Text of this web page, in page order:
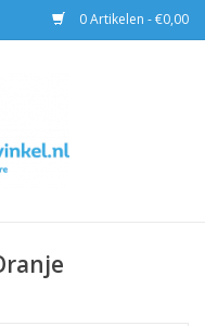
0 Artikelen - €0,00